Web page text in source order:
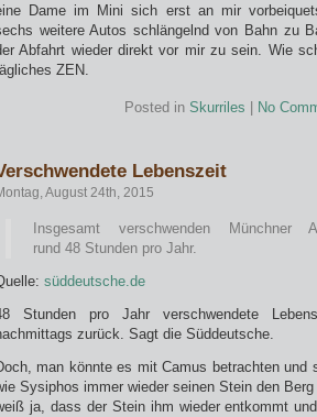
Dame im Mini sich erst an mir
weitere Autos schlängelnd von Bahn zu
Abfahrt wieder direkt vor mir zu sein. Wie
ZEN.
Posted in Skurriles No
Lebenszeit
August 24th, 2015
Insgesamt verschwenden Münchner
rund 48 Stunden pro Jahr.
süddeutsche.de
Stunden pro Jahr verschwendete
zurück. Sagt die Süddeutsche.
man könnte es mit Camus betrachten
Sysiphos immer wieder seinen Stein den
ja, dass der Stein ihm wieder entkommt